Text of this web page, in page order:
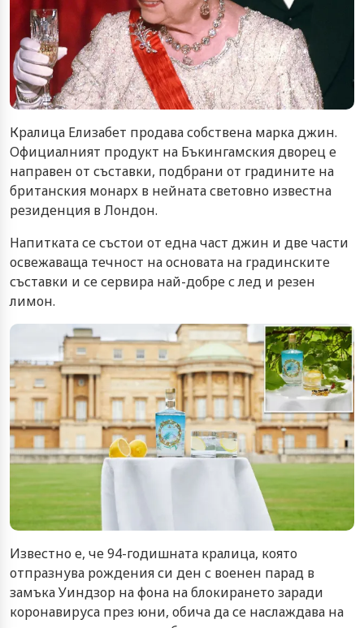
Кралица Елизабет продава собствена марка джин.
Официалният продукт на Бъкингамския дворец е
направен от съставки, подбрани от градините на
британския монарх в нейната световно известна
резиденция в Лондон.
Напитката се състои от една част джин и две части
освежаваща течност на основата на градинските
съставки и се сервира най-добре с лед и резен
лимон.
Известно е, че 94-годишната кралица, която
отпразнува рождения си ден с военен парад в
замъка Уиндзор на фона на блокирането заради
коронавируса през юни, обича да се наслаждава на